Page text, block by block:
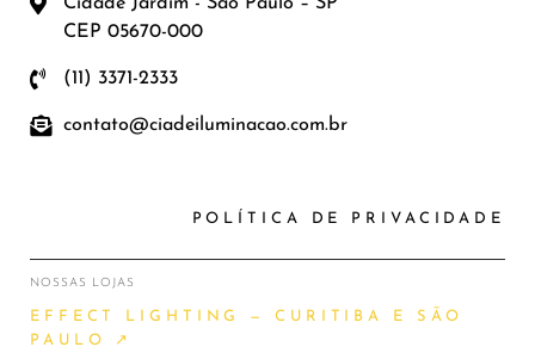
CEP 05670-000
(11) 3371-2333
contato@ciadeiluminacao.com.br
POLÍTICA DE PRIVACIDADE
NOSSAS LOJAS
EFFECT LIGHTING — CURITIBA E SÃO
PAULO ↗